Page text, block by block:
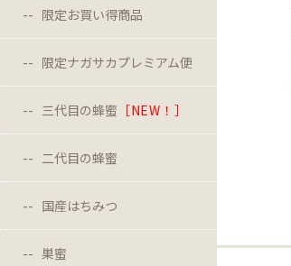
限定お買い得商品
限定ナガサカプレミアム便
三代目の蜂蜜 ［NEW！］
二代目の蜂蜜
国産はちみつ
巣蜜